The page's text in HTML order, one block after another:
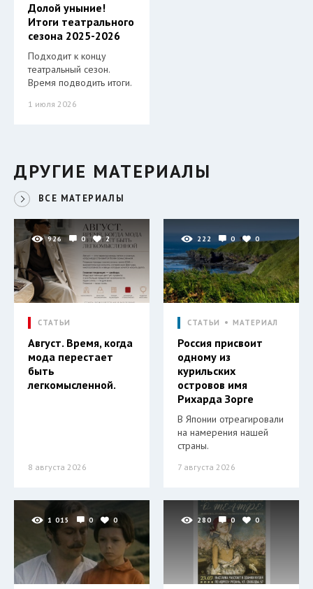
Долой уныние!
Итоги театрального
сезона 2025-2026
Подходит к концу
театральный сезон.
Время подводить итоги.
1 июля 2026
ДРУГИЕ МАТЕРИАЛЫ
ВСЕ МАТЕРИАЛЫ
926 0 2
СТАТЬИ
Август. Время, когда
мода перестает
быть
легкомысленной.
8 августа 2026
222 0 0
СТАТЬИ МАТЕРИАЛ
Россия присвоит
одному из
курильских
островов имя
Рихарда Зорге
В Японии отреагировали
на намерения нашей
страны.
7 августа 2026
1 015 0 0 280 0 0